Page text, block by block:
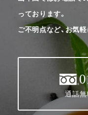
っております。
ご不明点など、お気
通話